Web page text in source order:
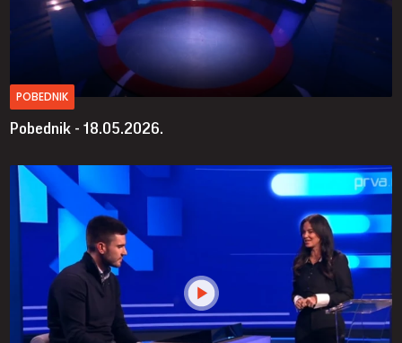
POBEDNIK
Pobednik - 18.05.2026.